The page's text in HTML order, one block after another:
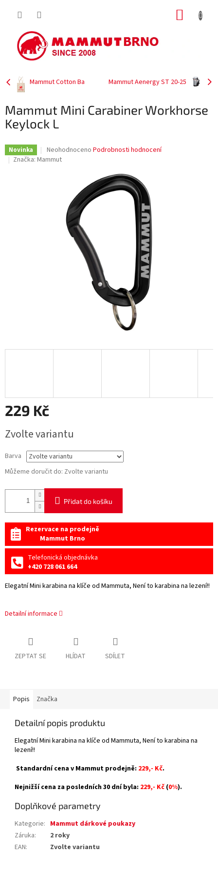
Mammut Cotton Ba Mammut Aenergy ST 20-25
Mammut Mini Carabiner Workhorse
Keylock L
Novinka
Průměrné
hodnocení
hvězdiček.
Neohodnoceno Podrobnosti hodnocení
Značka: Mammut
229 Kč
cena:
Zvolte variantu
Barva
Můžeme doručit do: Zvolte variantu
Přidat do košíku
Rezervace na prodejně
Mammut Brno
Telefonická objednávka
+420 728 061 664
Elegatní Mini karabina na klíče od Mammuta, Není to karabina na lezení!!
Detailní informace
ZEPTAT SE HLÍDAT SDÍLET
Popis Značka
Detailní popis produktu
Elegatní Mini karabina na klíče od Mammuta, Není to karabina na
lezení!!
Standardní cena v Mammut prodejně: 229,- Kč.
Nejnižší cena za posledních 30 dní byla: 229,- Kč (0%).
Doplňkové parametry
Kategorie: Mammut dárkové poukazy
Záruka:
2 roky
EAN: Zvolte variantu